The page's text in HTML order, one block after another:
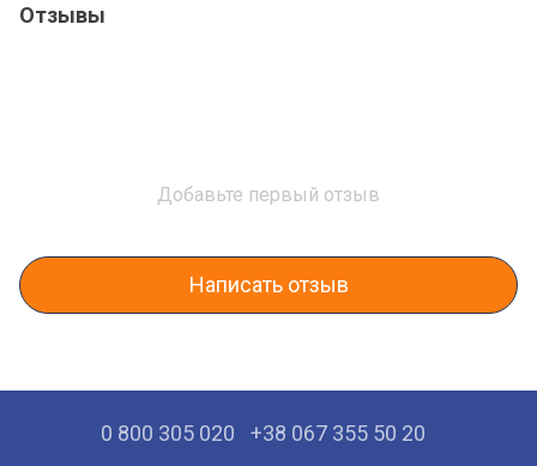
Отзывы
Добавьте первый отзыв
Написать отзыв
0 800 305 020 +38 067 355 50 20